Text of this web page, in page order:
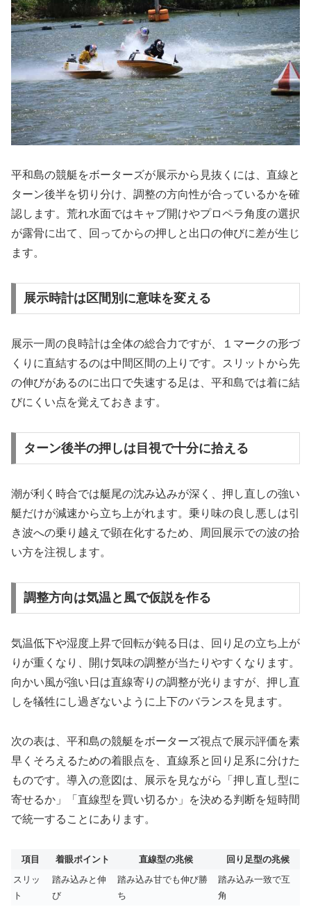
平和島の競艇をボーターズが展示から見抜くには、直線と
ターン後半を切り分け、調整の方向性が合っているかを確
認します。荒れ水面ではキャブ開けやプロペラ角度の選択
が露骨に出て、回ってからの押しと出口の伸びに差が生じ
ます。
展示時計は区間別に意味を変える
展示一周の良時計は全体の総合力ですが、１マークの形づ
くりに直結するのは中間区間の上りです。スリットから先
の伸びがあるのに出口で失速する足は、平和島では着に結
びにくい点を覚えておきます。
ターン後半の押しは目視で十分に拾える
潮が利く時合では艇尾の沈み込みが深く、押し直しの強い
艇だけが減速から立ち上がれます。乗り味の良し悪しは引
き波への乗り越えで顕在化するため、周回展示での波の拾
い方を注視します。
調整方向は気温と風で仮説を作る
気温低下や湿度上昇で回転が鈍る日は、回り足の立ち上が
りが重くなり、開け気味の調整が当たりやすくなります。
向かい風が強い日は直線寄りの調整が光りますが、押し直
しを犠牲にし過ぎないように上下のバランスを見ます。
次の表は、平和島の競艇をボーターズ視点で展示評価を素
早くそろえるための着眼点を、直線系と回り足系に分けた
ものです。導入の意図は、展示を見ながら「押し直し型に
寄せるか」「直線型を買い切るか」を決める判断を短時間
で統一することにあります。
項目 着眼ポイント 直線型の兆候
回り足型の兆候
スリッ
ト
踏み込みと伸
び
踏み込み甘でも伸び勝
ち
踏み込み一致で互
角